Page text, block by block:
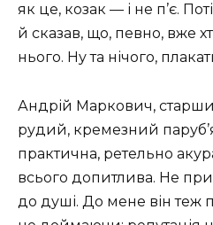
як це, козак — і не п’є.
й сказав, що, певно, вже
нього. Ну та нічого,
Андрій Маркович,
рудий, кремезний
практична, ретельно
всього допитлива. Не
до душі. До мене він теж